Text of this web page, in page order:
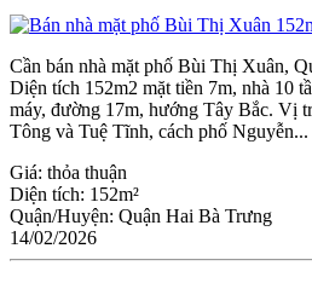
Cần bán nhà mặt phố Bùi Thị Xuân,
Diện tích 152m2 mặt tiền 7m, nhà 10
máy, đường 17m, hướng Tây Bắc. Vị
Tông và Tuệ Tĩnh, cách phố Nguyễn...
Giá: thỏa thuận
Diện tích: 152m²
Quận/Huyện: Quận Hai Bà Trưng
14/02/2026